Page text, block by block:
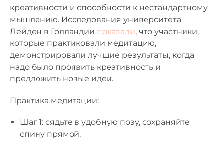
креативности и способности к нестандартному
мышлению. Исследования университета
Лейден в Голландии показали, что участники,
которые практиковали медитацию,
демонстрировали лучшие результаты, когда
надо было проявить креативность и
предложить новые идеи.
Практика медитации:
Шаг 1: сядьте в удобную позу, сохраняйте
спину прямой.